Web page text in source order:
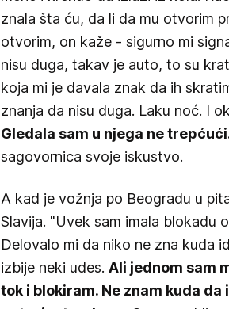
znala šta ću, da li da mu otvorim
otvorim, on kaže - sigurno mi
nisu duga, takav je auto, to su
koja mi je davala znak da ih
znanja da nisu duga. Laku noć. I
Gledala sam u njega ne
sagovornica svoje iskustvo.
A kad je vožnja po Beogradu u
Slavija. "Uvek sam imala blokadu
Delovalo mi da niko ne zna kuda
izbije neki udes. Ali jednom sam
tok i blokiram. Ne znam kuda da